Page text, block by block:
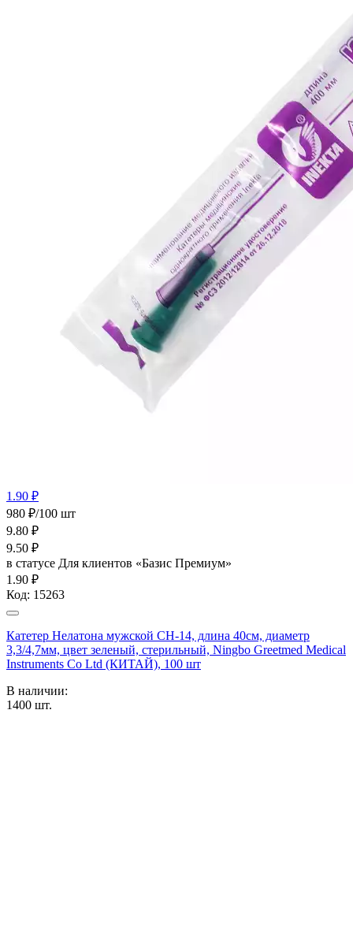
1.90 ₽
980 ₽/100 шт
9.80 ₽
9.50 ₽
в статусе Для клиентов «Базис Премиум»
1.90 ₽
Код: 15263
Катетер Нелатона мужской CH-14, длина 40см, диаметр
3,3/4,7мм, цвет зеленый, стерильный, Ningbo Greetmed Medical
Instruments Co Ltd (КИТАЙ), 100 шт
В наличии:
1400 шт.